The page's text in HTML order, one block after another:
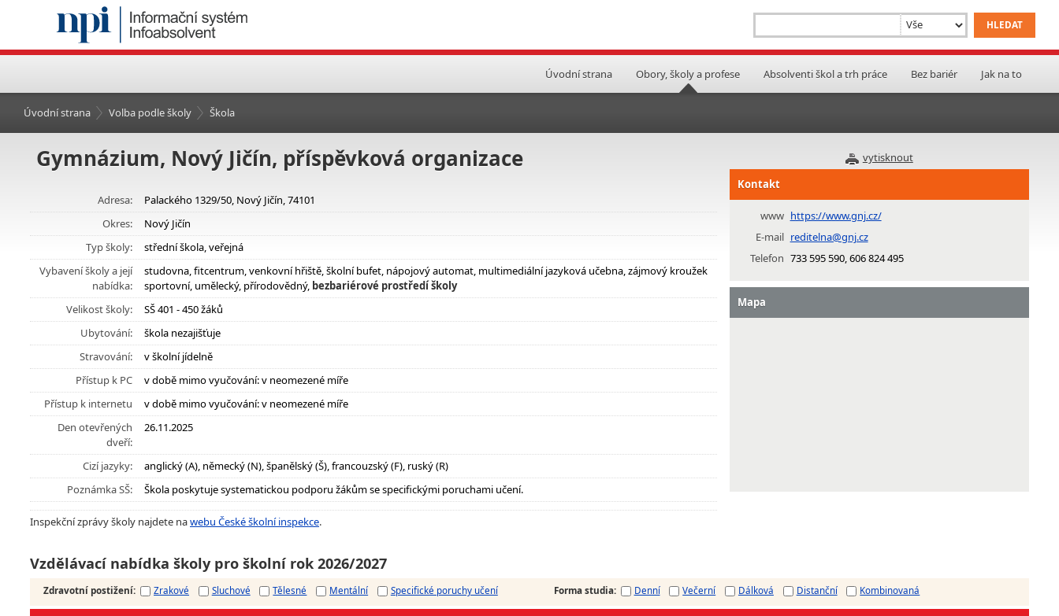
Úvodní strana Obory, školy a profese Absolventi škol a trh práce Bez bariér Jak na to
Úvodní strana Volba podle školy Škola
vytisknout
Gymnázium, Nový Jičín, příspěvková organizace
Adresa:
Palackého 1329/50, Nový Jičín, 74101
Okres:
Nový Jičín
Typ školy:
střední škola, veřejná
Vybavení školy a její
nabídka:
studovna, fitcentrum, venkovní hřiště, školní bufet, nápojový automat, multimediální jazyková učebna, zájmový kroužek
sportovní, umělecký, přírodovědný, bezbariérové prostředí školy
Velikost školy:
SŠ 401 - 450 žáků
Ubytování:
škola nezajišťuje
Stravování:
v školní jídelně
Přístup k PC
v době mimo vyučování: v neomezené míře
Přístup k internetu
v době mimo vyučování: v neomezené míře
Den otevřených
dveří:
26.11.2025
Cizí jazyky:
anglický (A), německý (N), španělský (Š), francouzský (F), ruský (R)
Poznámka SŠ:
Škola poskytuje systematickou podporu žákům se specifickými poruchami učení.
Inspekční zprávy školy najdete nawebu České školní inspekce.
Kontakt
www https://www.gnj.cz/
E-mail reditelna@gnj.cz
Telefon 733 595 590, 606 824 495
Mapa
Vzdělávací nabídka školy pro školní rok 2026/2027
Zdravotní postižení: Zrakové Sluchové Tělesné Mentální Specifické poruchy učení Forma studia: Denní Večerní Dálková Distanční Kombinovaná